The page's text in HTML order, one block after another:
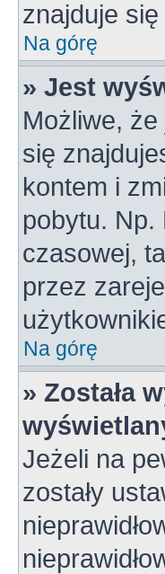
znajduje
Na górę
» Jest
Możliwe,
się
kontem i
pobytu. Np.
czasowej,
przez
Na górę
» Została
Jeżeli na
zostały